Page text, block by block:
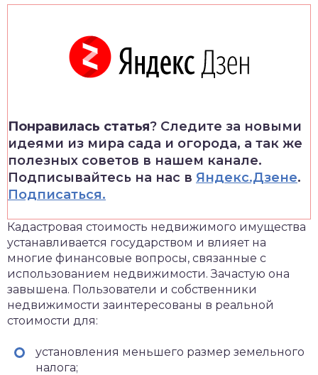
Понравилась статья? Следите за новыми
идеями из мира сада и огорода, а так же
полезных советов в нашем канале.
Подписывайтесь на нас в Яндекс.Дзене.
Подписаться.
Кадастровая стоимость недвижимого имущества
устанавливается государством и влияет на
многие финансовые вопросы, связанные с
использованием недвижимости. Зачастую она
завышена. Пользователи и собственники
недвижимости заинтересованы в реальной
стоимости для:
установления меньшего размер земельного
налога;